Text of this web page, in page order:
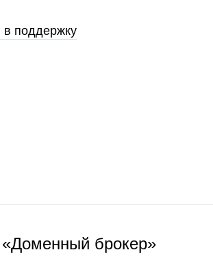
в поддержку
«Доменный брокер»